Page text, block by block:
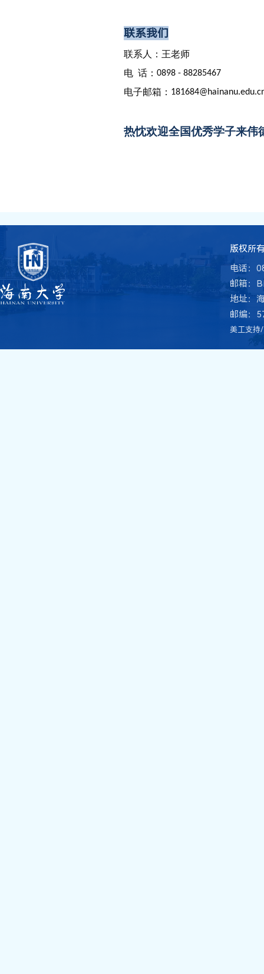
联系我们
联系人：王老师
电 话： 0898 - 88285467
电子邮箱：
热忱欢迎全国优秀学子来伟
版权所
电话：
邮箱：
地址：
邮编：
美工支持